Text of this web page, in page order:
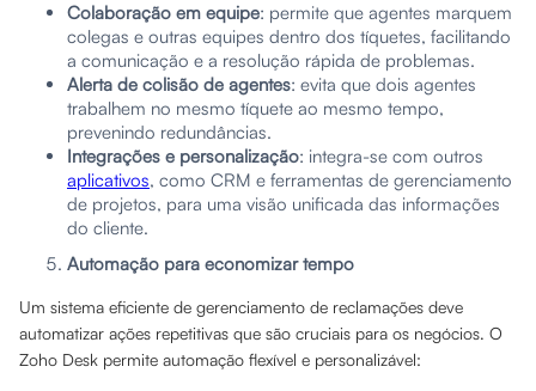
Colaboração em equipe: permite que agentes marquem
colegas e outras equipes dentro dos tíquetes, facilitando
a comunicação e a resolução rápida de problemas.
Alerta de colisão de agentes: evita que dois agentes
trabalhem no mesmo tíquete ao mesmo tempo,
prevenindo redundâncias.
Integrações e personalização: integra-se com outros
aplicativos, como CRM e ferramentas de gerenciamento
de projetos, para uma visão unificada das informações
do cliente.
Automação para economizar tempo
Um sistema eficiente de gerenciamento de reclamações deve
automatizar ações repetitivas que são cruciais para os negócios. O
Zoho Desk permite automação flexível e personalizável: